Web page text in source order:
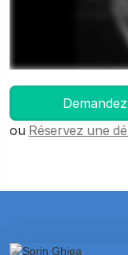
ou Réservez une